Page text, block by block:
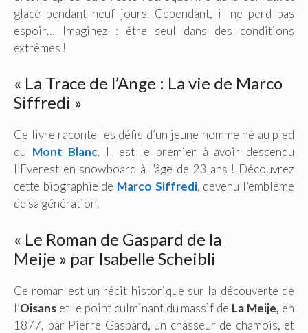
glacé pendant neuf jours. Cependant, il ne perd pas
espoir… Imaginez : être seul dans des conditions
extrêmes !
« La Trace de l’Ange : La vie de Marco
Siffredi »
Ce livre raconte les défis d’un jeune homme né au pied
du Mont Blanc. Il est le premier à avoir descendu
l’Everest en snowboard à l’âge de 23 ans ! Découvrez
cette biographie de Marco Siffredi, devenu l’emblème
de sa génération.
« Le Roman de Gaspard de la
Meije » par Isabelle Scheibli
Ce roman est un récit historique sur la découverte de
l’Oisans et le point culminant du massif de La Meije, en
1877, par Pierre Gaspard, un chasseur de chamois, et